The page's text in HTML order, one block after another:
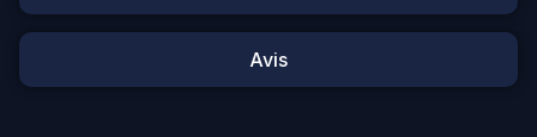
Avis